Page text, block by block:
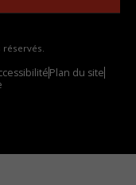
Plan du site